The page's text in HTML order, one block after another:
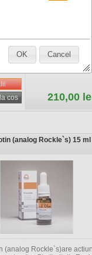
pe baza de oxid de zinc,
Producător: TehnoDent
210,00
(analog Rockle`s) 15 ml
(analog Rockle`s)are
OK Cancel